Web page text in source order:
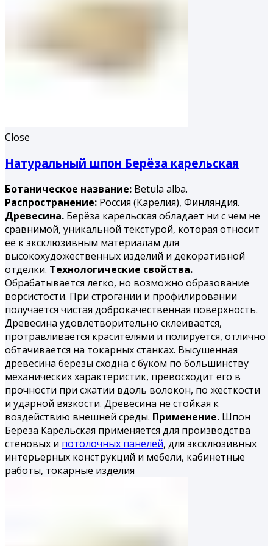
Close
Натуральный шпон Берёза карельская
Ботаническое название: Betula alba.
Распространение: Россия (Карелия), Финляндия.
Древесина. Берёза карельская обладает ни с чем не
сравнимой, уникальной текстурой, которая относит
её к эксклюзивным материалам для
высокохудожественных изделий и декоративной
отделки. Технологические свойства.
Обрабатывается легко, но воз­можно образование
ворсистости. При строгании и профилиро­вании
получается чистая доброкачественная поверхность.
Дре­весина удовлетворительно склеивается,
протравливается кра­сителями и полируется, отлично
обтачивается на токарных станках. Высушенная
древесина березы сходна с буком по большинству
механических характеристик, превосходит его в
прочности при сжатии вдоль волокон, по жесткости
и удар­ной вязкости. Древесина не стойкая к
воздействию внешней среды. Применение. Шпон
Береза Карельская применяется для производства
стеновых и потолочных панелей, для эксклюзивных
интерьерных конструкций и мебели, кабинетные
работы, токарные из­делия